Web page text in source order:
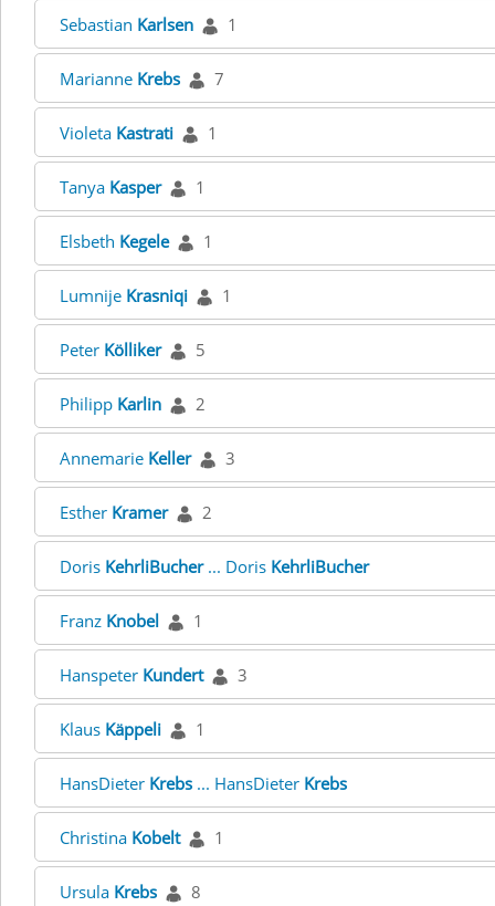
Sebastian Karlsen 1
Marianne Krebs 7
Violeta Kastrati 1
Tanya Kasper 1
Elsbeth Kegele 1
Lumnije Krasniqi 1
Peter Kölliker 5
Philipp Karlin 2
Annemarie Keller 3
Esther Kramer 2
Doris KehrliBucher... Doris KehrliBucher
Franz Knobel 1
Hanspeter Kundert 3
Klaus Käppeli 1
HansDieter Krebs ... HansDieter Krebs
Christina Kobelt 1
Ursula Krebs 8